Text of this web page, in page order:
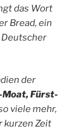
das Wort
Bread, ein
Deutscher
der
Fürst-
viele mehr,
kurzen Zeit